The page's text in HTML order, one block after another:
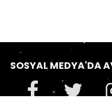
SOSYAL MEDYA'DA